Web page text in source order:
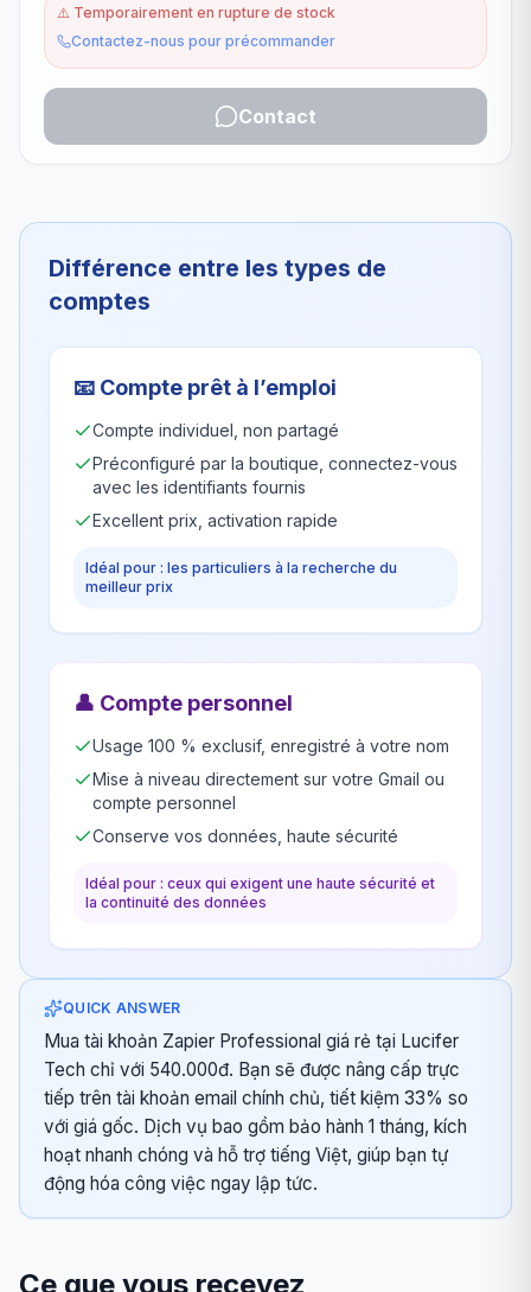
⚠️ Temporairement en rupture de stock
Contactez-nous pour précommander
Contact
Différence entre les types de
comptes
📧 Compte prêt à l’emploi
Compte individuel, non partagé
Préconfiguré par la boutique, connectez-vous
avec les identifiants fournis
Excellent prix, activation rapide
Idéal pour : les particuliers à la recherche du
meilleur prix
👤 Compte personnel
Usage 100 % exclusif, enregistré à votre nom
Mise à niveau directement sur votre Gmail ou
compte personnel
Conserve vos données, haute sécurité
Idéal pour : ceux qui exigent une haute sécurité et
la continuité des données
QUICK ANSWER
Mua tài khoản Zapier Professional giá rẻ tại Lucifer
Tech chỉ với 540.000đ. Bạn sẽ được nâng cấp trực
tiếp trên tài khoản email chính chủ, tiết kiệm 33% so
với giá gốc. Dịch vụ bao gồm bảo hành 1 tháng, kích
hoạt nhanh chóng và hỗ trợ tiếng Việt, giúp bạn tự
động hóa công việc ngay lập tức.
Ce que vous recevez